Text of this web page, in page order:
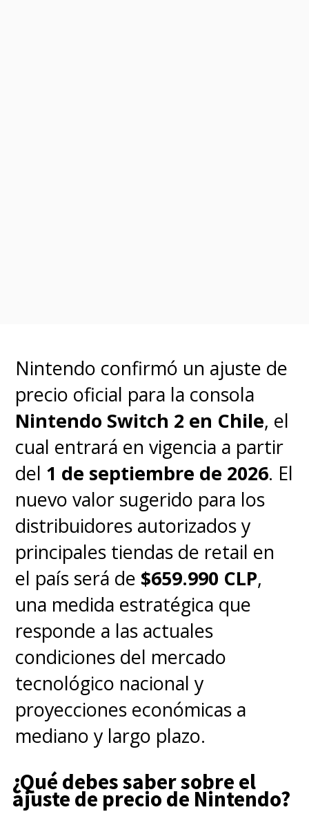
Nintendo confirmó un ajuste de
precio oficial para la consola
Nintendo Switch 2 en Chile, el
cual entrará en vigencia a partir
del 1 de septiembre de 2026. El
nuevo valor sugerido para los
distribuidores autorizados y
principales tiendas de retail en
el país será de $659.990 CLP,
una medida estratégica que
responde a las actuales
condiciones del mercado
tecnológico nacional y
proyecciones económicas a
mediano y largo plazo.
¿Qué debes saber sobre el
ajuste de precio de Nintendo?